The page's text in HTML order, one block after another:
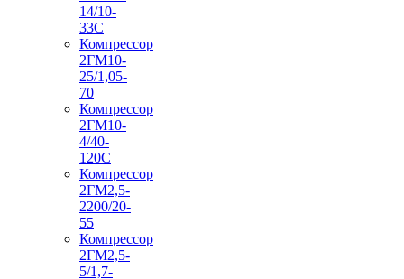
14/10-
33С
Компрессор
2ГМ10-
25/1,05-
70
Компрессор
2ГМ10-
4/40-
120С
Компрессор
2ГМ2,5-
2200/20-
55
Компрессор
2ГМ2,5-
5/1,7-